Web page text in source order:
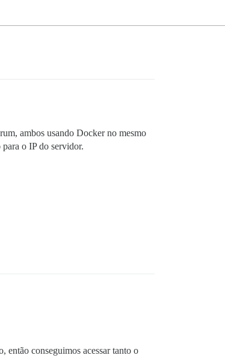
ambos usando Docker no mesmo
o IP do servidor.
então conseguimos acessar tanto o